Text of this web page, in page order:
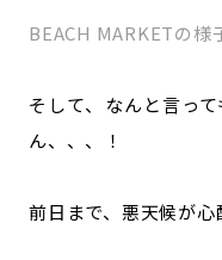
BEACH MARKETの様
そして、なんと言っ
ん、、、！
前日まで、悪天候が